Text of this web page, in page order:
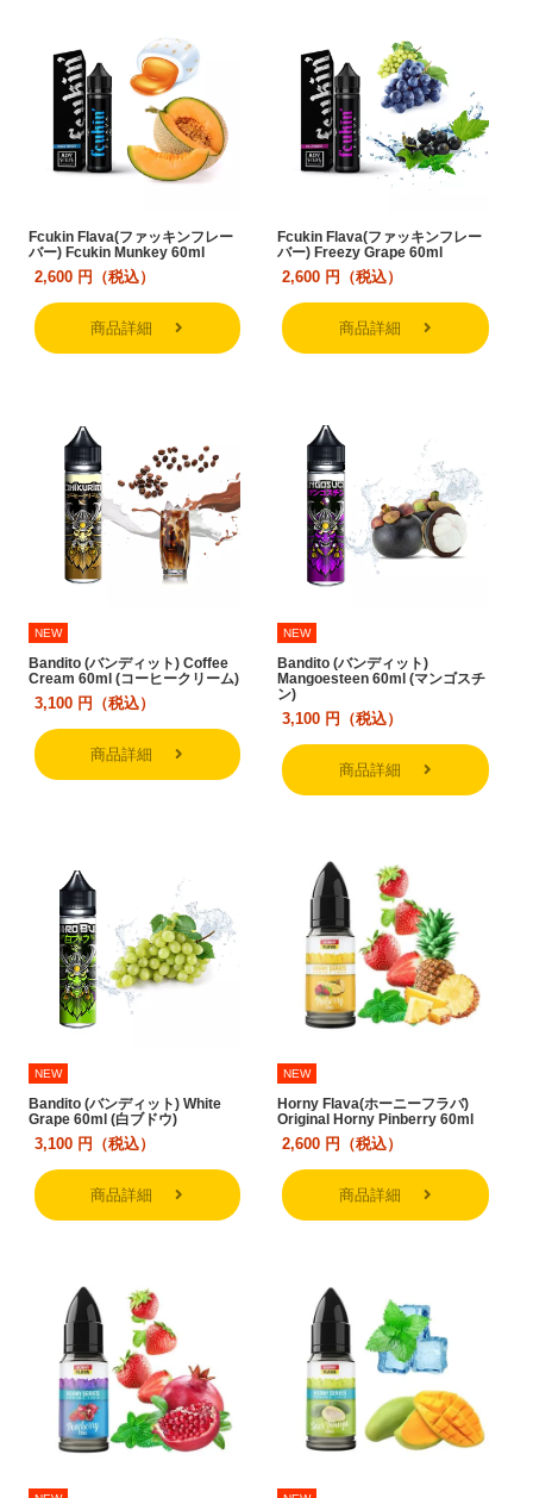
Fcukin Flava(ファッキンフレー
バー) Fcukin Munkey 60ml
2,600 円（税込）
商品詳細
Fcukin Flava(ファッキンフレー
バー) Freezy Grape 60ml
2,600 円（税込）
商品詳細
NEW
Bandito (バンディット) Coffee
Cream 60ml (コーヒークリーム)
3,100 円（税込）
商品詳細
NEW
Bandito (バンディット)
Mangoesteen 60ml (マンゴスチ
ン)
3,100 円（税込）
商品詳細
NEW
Bandito (バンディット) White
Grape 60ml (白ブドウ)
3,100 円（税込）
商品詳細
NEW
Horny Flava(ホーニーフラバ)
Original Horny Pinberry 60ml
2,600 円（税込）
商品詳細